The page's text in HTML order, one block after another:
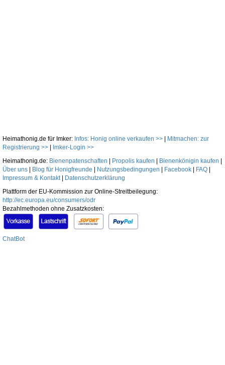
Heimathonig.de für Imker: Infos: Honig online verkaufen >>
Mitmachen: zur
Registrierung >>
Imker-Login >>
Heimathonig.de: Bienenpatenschaften Propolis kaufen Bienenkönigin kaufen
Über uns
Blog für Honigfreunde Nutzungsbedingungen Facebook FAQ
Impressum & Kontakt|
Datenschutzerklärung
Plattform der EU-Kommission zur Online-Streitbeilegung:
http://ec.europa.eu/consumers/odr
Bezahlmethoden ohne Zusatzkosten:
ChatBot